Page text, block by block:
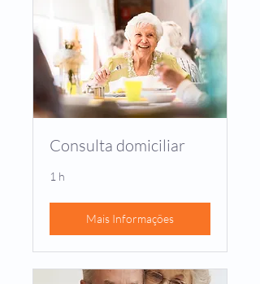
Consulta domiciliar
1 h
Mais Informações